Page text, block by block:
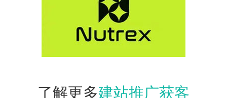
了解更多建站推广获客